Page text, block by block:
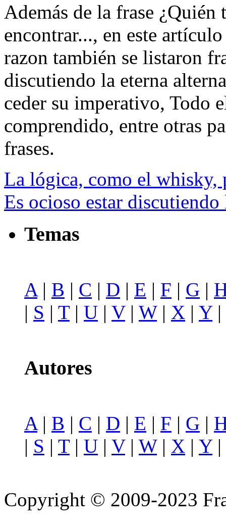
Además de la frase
encontrar..., en este
razon también se listaron
discutiendo la eterna
ceder su imperativo, Todo
comprendido, entre otras
frases.
La lógica, como el whisky,
Es ocioso estar
Temas
A| B | C | D | E | F | G |
| S | T| U | V| W| X | Y|
Autores
A | B | C | D | E | F | G |
| S | T| U | V| W| X | Y|
Copyright © 2009-2023